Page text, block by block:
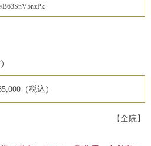
B63SnV5nzPk
（税込）
【全院】